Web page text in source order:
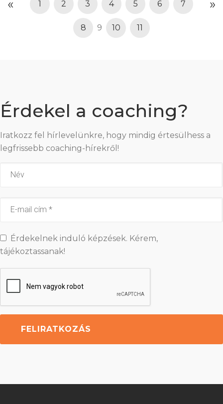
« 1 2 3 4 5 6 7
8 9 10 11
»
Érdekel a coaching?
Iratkozz fel hírlevelünkre, hogy mindig értesülhess a
legfrissebb coaching-hírekről!
Érdekelnek induló képzések. Kérem,
tájékoztassanak!